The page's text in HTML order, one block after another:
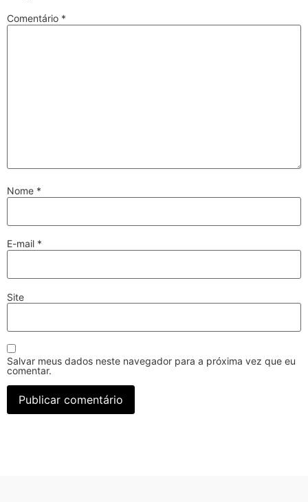
Comentário *
Nome *
E-mail *
Site
Salvar meus dados neste navegador para a próxima vez que eu
comentar.